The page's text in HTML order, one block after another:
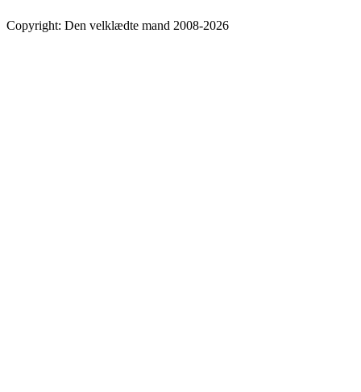
Copyright: Den velklædte mand 2008-2026